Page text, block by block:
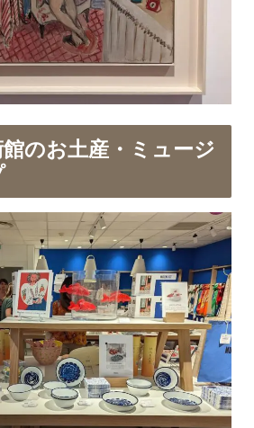
のお土産・ミュージ